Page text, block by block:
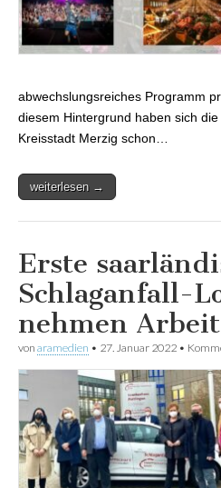
abwechslungsreiches Programm
diesem Hintergrund haben sich
Kreisstadt Merzig schon…
weiterlesen →
Erste
Schlaganfall-
nehmen
von aramedien • 27. Januar 2022 •